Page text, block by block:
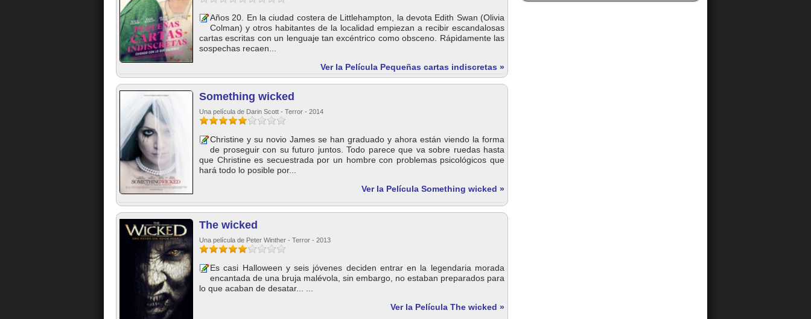
Años 20. En la ciudad costera de Littlehampton, la devota Edith Swan (Olivia
Colman) y otros habitantes de la localidad empiezan a recibir escandalosas
cartas escritas con un lenguaje tan excéntrico como obsceno. Rápidamente las
sospechas recaen...
Ver la Película Pequeñas cartas indiscretas »
Something wicked
Una película de Darin Scott - Terror - 2014
Christine y su novio James se han graduado y ahora están viendo la forma
de proseguir con su futuro juntos. Todo parece que va sobre ruedas hasta
que Christine es secuestrada por un hombre con problemas psicológicos que
hará todo lo posible por...
Ver la Película Something wicked »
The wicked
Una película de Peter Winther - Terror - 2013
Es casi Halloween y seis jóvenes deciden entrar en la legendaria morada
encantada de una bruja malévola, sin embargo, no estaban preparados para
lo que acaban de desatar... ...
Ver la Película The wicked »